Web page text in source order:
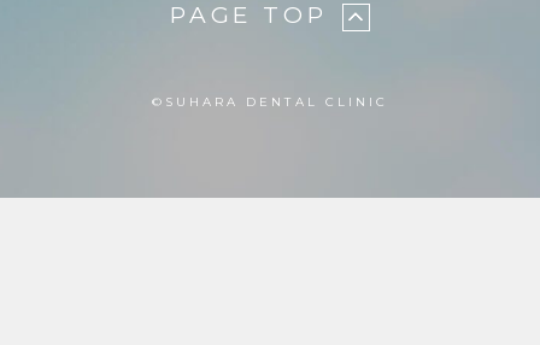
PAGE TOP
©︎SUHARA DENTAL CLINIC